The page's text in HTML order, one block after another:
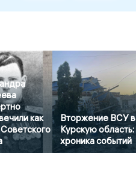
как
Вторжение ВСУ в
Курскую область:
хроника событий